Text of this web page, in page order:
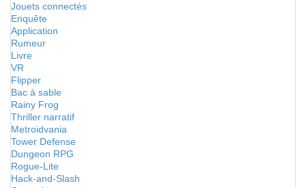
Jouets connectés
Enquête
Application
Rumeur
Livre
VR
Flipper
Bac à sable
Rainy Frog
Thriller narratif
Metroidvania
Tower Defense
Dungeon RPG
Rogue-Lite
Hack-and-Slash